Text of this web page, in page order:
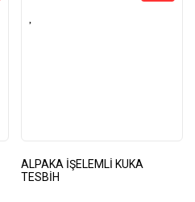
ALPAKA İŞELEMLİ KUKA
TESBİH